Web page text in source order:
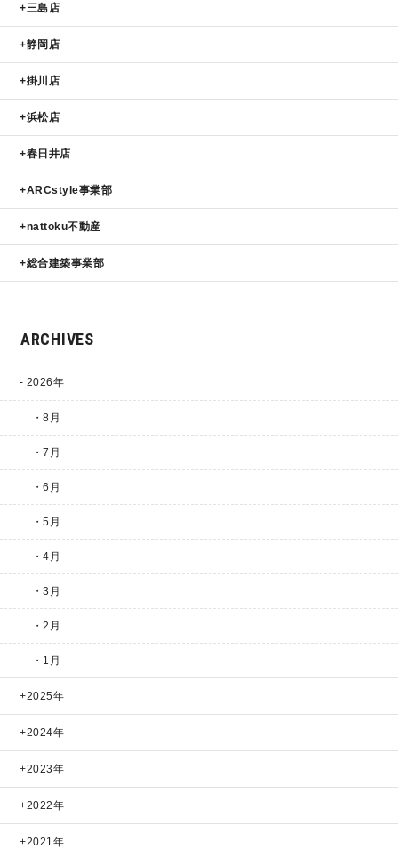
三島店
静岡店
掛川店
浜松店
春日井店
ARCstyle事業部
nattoku不動産
総合建築事業部
ARCHIVES
2026年
・8月
・7月
・6月
・5月
・4月
・3月
・2月
・1月
2025年
2024年
2023年
2022年
2021年